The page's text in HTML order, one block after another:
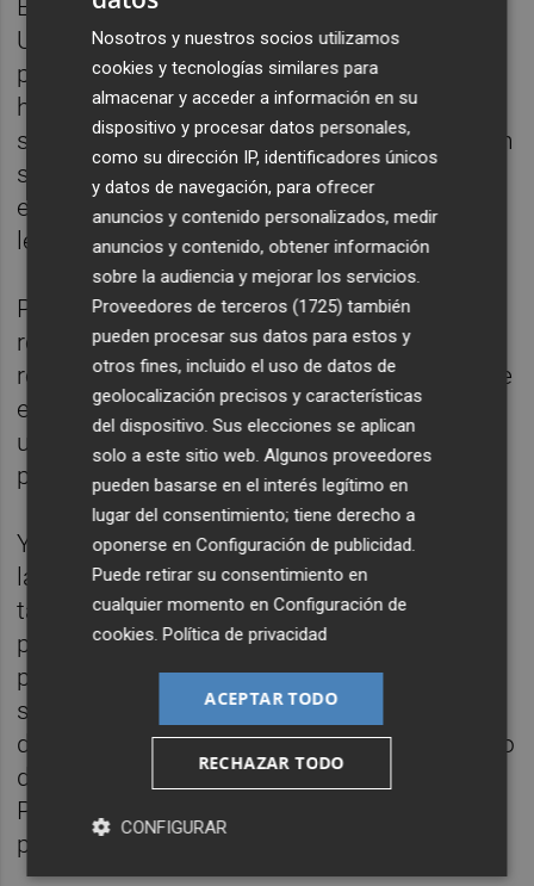
El president Pérez Llorca está desaparecido.
Una vez más se borra de la solución de los
problemas de su pueblo. Ante la mayor
huelga educativa de la historia, este
sucedáneo de presidente no ha tenido a bien
sentarse ni una sola vez con la comunidad
educativa, con los docentes que con toda la
legitimidad reclaman.
Porque como ya hemos dicho, abanderan la
reivindicación de un modelo educativo que
refuerza la educación pública de calidad, que
efectivamente requiere de una decisión y
una apuesta política que no está entre las
prioridades del PP valenciano.
Y en medio de este debate sobre lo público,
la dignidad y la igualdad, España ha vivido
también una imagen histórica: la visita del
papa León XIV a las Cortes Generales, por
primera vez en la historia, a la sede de la
soberanía popular, en una sesión conjunta
del Congreso y del Senado. Fue un momento
de enorme simbolismo democrático: un
Papa hablando en el corazón de una España
plural, constitucional y aconfesional.
Nosotros y nuestros socios utilizamos
cookies y tecnologías similares para
almacenar y acceder a información en su
dispositivo y procesar datos personales,
como su dirección IP, identificadores únicos
y datos de navegación, para ofrecer
anuncios y contenido personalizados, medir
anuncios y contenido, obtener información
sobre la audiencia y mejorar los servicios.
Proveedores de terceros (1725) también
pueden procesar sus datos para estos y
otros fines, incluido el uso de datos de
geolocalización precisos y características
del dispositivo. Sus elecciones se aplican
solo a este sitio web. Algunos proveedores
pueden basarse en el interés legítimo en
lugar del consentimiento; tiene derecho a
oponerse enConfiguración de publicidad
Puede retirar su consentimiento en
cualquier momento enConfiguración de
cookies .Política de privacidad
ACEPTAR TODO
RECHAZAR TODO
CONFIGURAR